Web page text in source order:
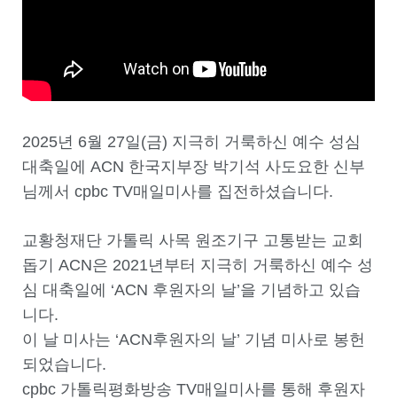
2025년 6월 27일(금) 지극히 거룩하신 예수 성심
대축일에 ACN 한국지부장 박기석 사도요한 신부
님께서 cpbc TV매일미사를 집전하셨습니다.
교황청재단 가톨릭 사목 원조기구 고통받는 교회
돕기 ACN은 2021년부터 지극히 거룩하신 예수 성
심 대축일에 ‘ACN 후원자의 날’을 기념하고 있습
니다.
이 날 미사는 ‘ACN후원자의 날’ 기념 미사로 봉헌
되었습니다.
cpbc 가톨릭평화방송 TV매일미사를 통해 후원자